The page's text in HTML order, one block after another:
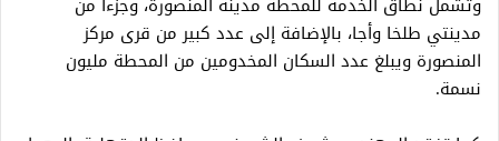
مدينتي طلخا وأجا، بالإضافة إلى عدد كبير من قرى مركز
المنصورة ويبلغ عدد السكان المخدومين من المحطة مليون
نسمة.